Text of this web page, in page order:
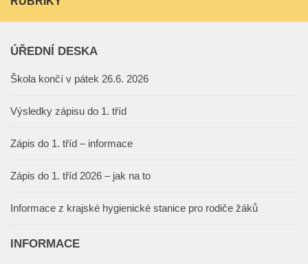
ÚŘEDNÍ DESKA
Škola končí v pátek 26.6. 2026
Výsledky zápisu do 1. tříd
Zápis do 1. tříd – informace
Zápis do 1. tříd 2026 – jak na to
Informace z krajské hygienické stanice pro rodiče žáků
INFORMACE